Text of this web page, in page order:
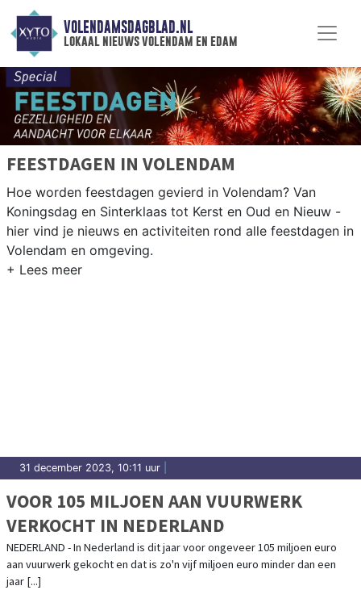
VOLENDAMSDAGBLAD.NL
lokaal nieuws volendam en edam
FEESTDAGEN IN VOLENDAM
Hoe worden feestdagen gevierd in Volendam? Van
Koningsdag en Sinterklaas tot Kerst en Oud en Nieuw -
hier vind je nieuws en activiteiten rond alle feestdagen in
Volendam en omgeving.
31 december 2023, 10:11 uur
VOOR 105 MILJOEN AAN VUURWERK
VERKOCHT IN NEDERLAND
NEDERLAND - In Nederland is dit jaar voor ongeveer 105 miljoen euro
aan vuurwerk gekocht en dat is zo'n vijf miljoen euro minder dan een
jaar [...]